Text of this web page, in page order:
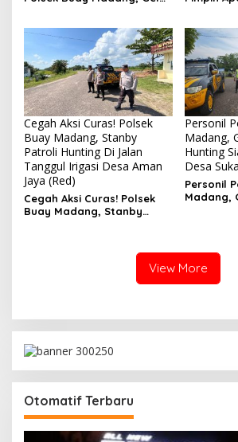
Cegah Aksi Curas! Polsek
Buay Madang, Stanby
Patroli Hunting Di Jalan
Tanggul Irigasi Desa Aman
Jaya (Red)
Cegah Aksi Curas! Polsek
Buay Madang, Stanby
Personil
Madang,
Hunting
Desa
Personil
Madang,
View More
Otomatif Terbaru